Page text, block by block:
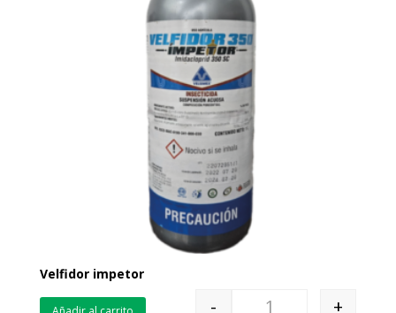
Velfidor impetor
- +